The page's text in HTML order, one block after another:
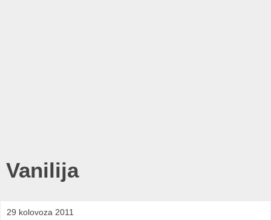
Vanilija
29 kolovoza 2011